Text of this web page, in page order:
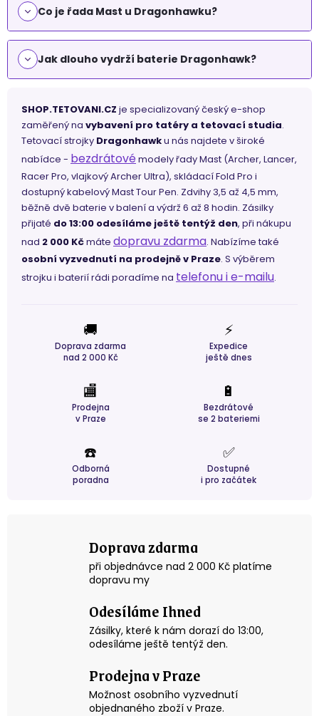
Co je řada Mast u Dragonhawku?
Jak dlouho vydrží baterie Dragonhawk?
SHOP.TETOVANI.CZ je specializovaný český e-shop
zaměřený na vybavení pro tatéry a tetovací studia.
Tetovací strojky Dragonhawku nás najdete v široké
nabídce - bezdrátovémodely řady Mast (Archer, Lancer,
Racer Pro, vlajkový Archer Ultra), skládací Fold Pro i
dostupný kabelový Mast Tour Pen. Zdvihy 3,5 až 4,5 mm,
běžně dvě baterie v balení a výdrž 6 až 8 hodin. Zásilky
přijaté do 13:00 odesíláme ještě tentýž den, při nákupu
nad 2 000 Kčmáte dopravu zdarma. Nabízíme také
osobní vyzvednutí na prodejně v Praze. S výběrem
strojku i baterií rádi poradíme na telefonu i e-mailu.
🚚
Doprava zdarma
nad 2 000 Kč
⚡
Expedice
ještě dnes
🏬
Prodejna
v Praze
🔋
Bezdrátové
se 2 bateriemi
☎️
Odborná
poradna
✅
Dostupné
i pro začátek
Doprava zdarma
při objednávce nad 2 000 Kč platíme
dopravu my
Odesíláme Ihned
Zásilky, které k nám dorazí do 13:00,
odesíláme ještě tentýž den.
Prodejna v Praze
Možnost osobního vyzvednutí
objednaného zboží v Praze.